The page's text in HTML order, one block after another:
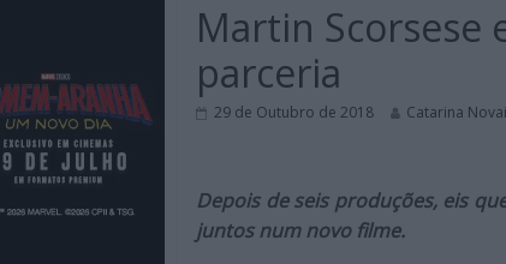
Reviews
Cinema,
TV,
Martin Scorsese
parceria
29 de Outubro de 2018 Catarina
Depois de seis produções, eis
juntos num novo filme.